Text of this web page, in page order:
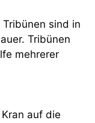
sind in
Tribünen
mehrerer
auf die